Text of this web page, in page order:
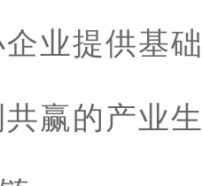
业提供基
赢的产业